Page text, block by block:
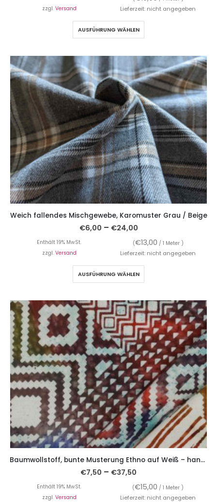
zzgl. Versand Lieferzeit: nicht angegeben
AUSFÜHRUNG WÄHLEN
Weich fallendes Mischgewebe, Karomuster Grau / Beige
€6,00 – €24,00
Enthält 19% MwSt. (€13,00 / 1 Meter )
zzgl. Versand Lieferzeit: nicht angegeben
AUSFÜHRUNG WÄHLEN
Baumwollstoff, bunte Musterung Ethno auf Weiß – handgebatikt!
€7,50 – €37,50
Enthält 19% MwSt. (€15,00 / 1 Meter )
zzgl. Versand Lieferzeit: nicht angegeben